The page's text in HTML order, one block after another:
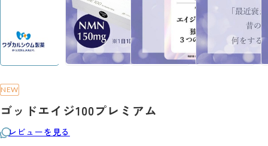
NEW
ゴッドエイジ100プレミアム
レビューを見る